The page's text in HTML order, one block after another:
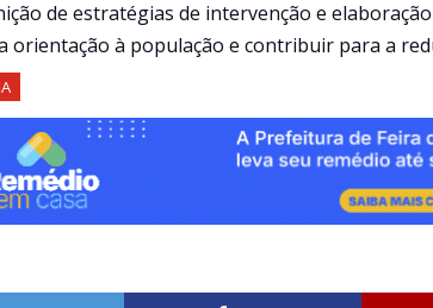
de estratégias de intervenção e
orientação à população e contribuir para a